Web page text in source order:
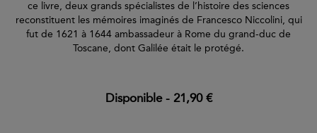
ce livre, deux grands spécialistes de l’histoire des sciences
reconstituent les mémoires imaginés de Francesco Niccolini, qui
fut de 1621 à 1644 ambassadeur à Rome du grand-duc de
Toscane, dont Galilée était le protégé.
Disponible- 21,90 €